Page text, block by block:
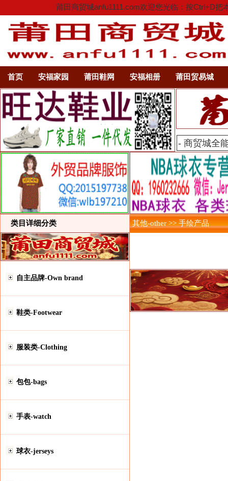
莆田商贸城anfu1111.com欢迎您光临：按Ctrl+D
首页 安福家园 莆田鞋网 安福相册 莆田贸易城
类目详细分类
自主品牌-Own brand
鞋类-Footwear
服装类-Clothing
包包-bags
手表-watch
球衣-jerseys
其他-other >> 手绘产品